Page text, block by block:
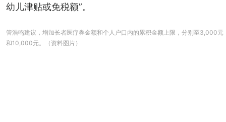
幼儿津贴或免税额”。
管浩鸣建议，增加长者医疗券金额和个人户口内的累积金额上限，分别至3,000元
和10,000元。（资料图片）